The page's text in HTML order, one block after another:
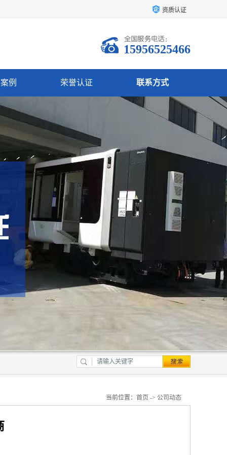
资质认证
15956525466
例 荣誉认证 联系方式
当前位置： 首页 -> 公司动态